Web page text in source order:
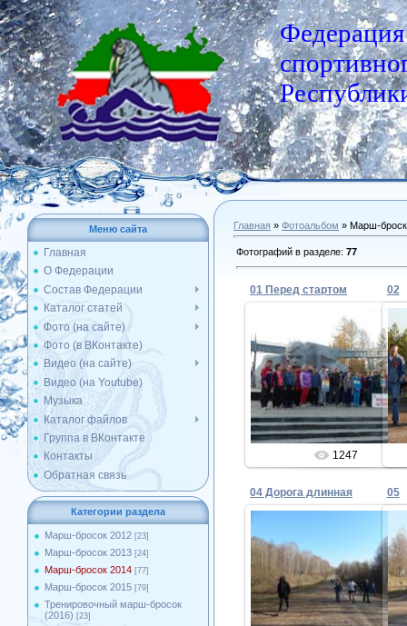
Федерация
Меню сайта
Главная
О Федерации
Состав Федерации
Каталог статей
Фото (на сайте)
Фото (в ВКонтакте)
Видео (на сайте)
Видео (на Youtube)
Музыка
Каталог файлов
Группа в ВКонтакте
Контакты
Обратная связь
Категории раздела
Марш-бросок 2012 [23]
Марш-бросок 2013 [24]
Марш-бросок 2014 [77]
Марш-бросок 2015 [79]
Тренировочный марш-бросок
(2016) [23]
Главная » Фотоальбом » Марш-
Фотографий в разделе: 77
01 Перед стартом
12.05.2014
Admin
1247
02
04 Дорога длинная
12.05.2014
Admin
05